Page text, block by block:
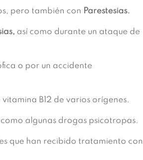
pero también con Parestesias.
así como durante un ataque de
o por un accidente
B12 de varios orígenes.
algunas drogas psicotropas.
que han recibido tratamiento con